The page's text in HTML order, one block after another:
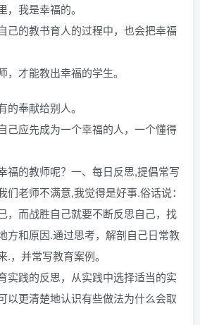
我是幸福的。
己的教书育人的过程中，也会把幸福
，才能教出幸福的学生。
奉献给别人。
己应先成为一个幸福的人，一个懂得
福的教师呢？一、每日反思,提倡常写
们老师不满意,我觉得是好事.俗话说：
，而战胜自己就要不断反思自己，找
方和原因.通过思考，解剖自己日常教
，并常写教育案例。
实践的反思，从实践中选择适当的实
以更清楚地认识有些做法为什么会取